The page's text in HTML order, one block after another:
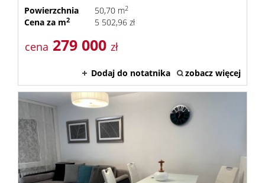
Powierzchnia
50,70 m2
Cena za m2 5 502,96 zł
cena 279 000 zł
Dodaj do notatnika zobacz więcej